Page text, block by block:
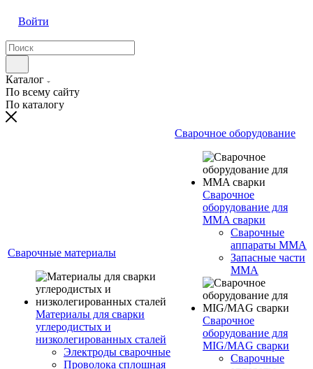
Войти
Каталог
По всему сайту
По каталогу
Сварочные материалы
Материалы для сварки
углеродистых и
низколегированных сталей
Электроды сварочные
Проволока сплошная
Сварочное оборудование
Сварочное
оборудование для
MMA сварки
Сварочные
аппараты MMA
Запасные части
MMA
Сварочное
оборудование для
MIG/MAG сварки
Сварочные